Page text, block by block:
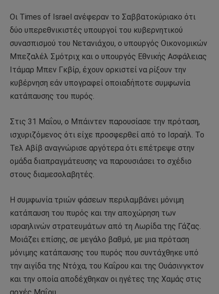
Οι Times of Israel ανέφεραν το Σαββατοκύριακο ότι
δύο υπερεθνικιστές υπουργοί του κυβερνητικού
συνασπισμού του Νετανιάχου, ο υπουργός Οικονομικών
Μπεζαλέλ Σμότριχ και ο υπουργός Εθνικής Ασφάλειας
Ιτάμαρ Μπεν Γκβίρ, έχουν ορκιστεί να ρίξουν την
κυβέρνηση εάν υπογραφεί οποιαδήποτε συμφωνία
κατάπαυσης του πυρός.
Στις 31 Μαΐου, ο Μπάιντεν παρουσίασε την πρόταση,
ισχυριζόμενος ότι είχε προσφερθεί από το Ισραήλ. Το
Τελ Αβίβ αναγνώρισε αργότερα ότι επέτρεψε στην
ομάδα διαπραγμάτευσης να παρουσιάσει το σχέδιο
στους διαμεσολαβητές.
Η συμφωνία τριών φάσεων περιλαμβάνει μόνιμη
κατάπαυση του πυρός και την αποχώρηση των
ισραηλινών στρατευμάτων από τη Λωρίδα της Γάζας.
Μοιάζει επίσης, σε μεγάλο βαθμό, με μια πρόταση
μόνιμης κατάπαυσης του πυρός που συντάχθηκε υπό
την αιγίδα της Ντόχα, του Καΐρου και της Ουάσινγκτον
και την οποία αποδέχθηκαν οι ηγέτες της Χαμάς στις
αρχές Μαΐου.